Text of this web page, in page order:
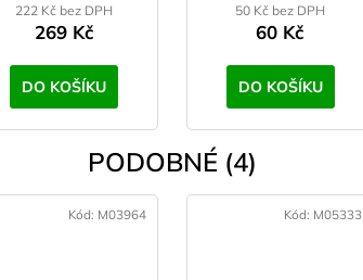
222 Kč bez DPH
269 Kč
DO KOŠÍKU
50 Kč bez DPH
60 Kč
DO KOŠÍKU
PODOBNÉ (4)
Kód: M03964 Kód: M05333